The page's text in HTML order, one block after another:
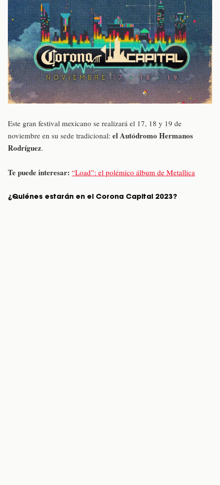
Este gran festival mexicano se realizará el 17, 18 y 19 de
noviembre en su sede tradicional: el Autódromo Hermanos
Rodríguez.
Te puede interesar: “Load”: el polémico álbum de Metallica
¿Quiénes estarán en el Corona Capital 2023?